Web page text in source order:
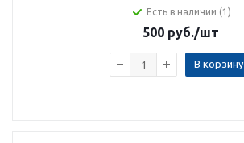
Есть в наличии (1)
500 руб./шт
В корзину